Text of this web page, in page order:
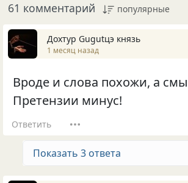
61 комментарий популярные
Дохтур Gugutцэ князь
1 месяц назад
Вроде и слова похожи, а
Претензии минус!
Ответить
Показать 3 ответа